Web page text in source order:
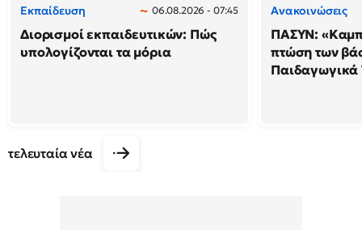
Εκπαίδευση 06.08.2026 - 07:45
Διορισμοί εκπαιδευτικών: Πώς
υπολογίζονται τα μόρια
Ανακοινώσεις
ΠΑΣΥΝ:
πτώση των
Παιδαγωγικά
τελευταία νέα